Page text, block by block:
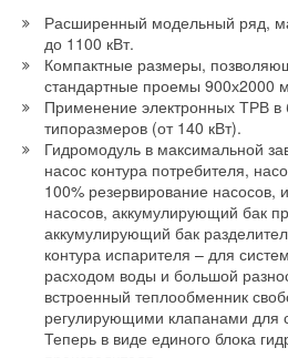
Расширенный модельный ряд,
до 1100 кВт.
Компактные размеры,
стандартные проемы 900х2000
Применение электронных ТРВ в
типоразмеров (от 140 кВт).
Гидромодуль в максимальной
насос контура потребителя,
100% резервирование насосов,
насосов, аккумулирующий бак
аккумулирующий бак
контура испарителя – для
расходом воды и большой
встроенный теплообменник
регулирующими клапанами для
Теперь в виде единого блока
отопительного оборудования:
Vogel&Noot, Caleffi, DAB, Wolf,
Читайте по теме:
→
Параллельный импорт, Китай и
разработки: как TECE отвечает
ЖУРНАЛ СОК АПРЕЛЬ 2026
→ WOLF Bonus возвращается!
ЖУРНАЛ СОК ЯНВАРЬ 2023
→
Новая продукция и новый завод:
ставку на Россию
ЖУРНАЛ СОК СЕНТЯБРЬ 2022
→
К 2030 году количество
НОВОСТИ СОК 4 ИЮЛЯ 2022
→
Китайская Shenling
насосов «воздух-вода» на R290
НОВОСТИ СОК 4 АВГУСТА 2026
→
Тепловые насосы в связке с
накопителем снижают
НОВОСТИ СОК 4 АВГУСТА 2026
→
США запретили использование
НОВОСТИ СОК 31 ИЮЛЯ 2026
→
Уже через месяц в России
солнечные панели в МКД
НОВОСТИ СОК 30 ИЮЛЯ 2026
→
ВИЭ обойдут уголь по
текущем году
НОВОСТИ СОК 27 ИЮЛЯ 2026
→
Stiebel Eltron отмечает 50 лет
насосов
НОВОСТИ СОК 24 ИЮЛЯ 2026
→
Китай опубликовал план
период 2026-2030 гг.